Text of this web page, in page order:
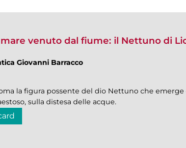
venuto dal fiume: il Nettuno di
Giovanni Barracco
la figura possente del dio Nettuno che emerge
sulla distesa delle acque.